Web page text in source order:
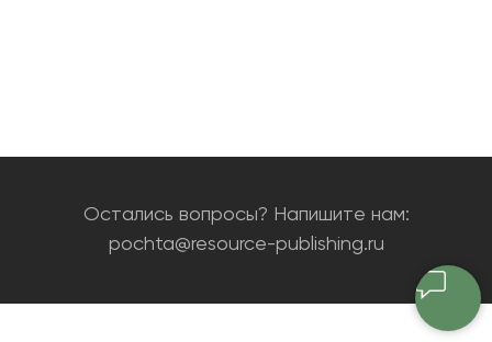
Остались вопросы? Напишите нам:
pochta@resource-publishing.ru